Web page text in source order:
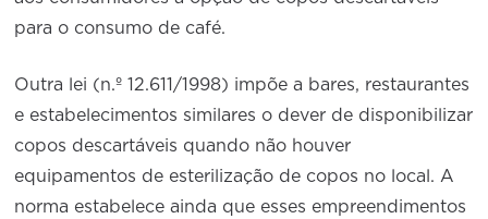
para o consumo de café.
Outra lei (n.º 12.611/1998) impõe a bares, restaurantes
e estabelecimentos similares o dever de disponibilizar
copos descartáveis quando não houver
equipamentos de esterilização de copos no local. A
norma estabelece ainda que esses empreendimentos